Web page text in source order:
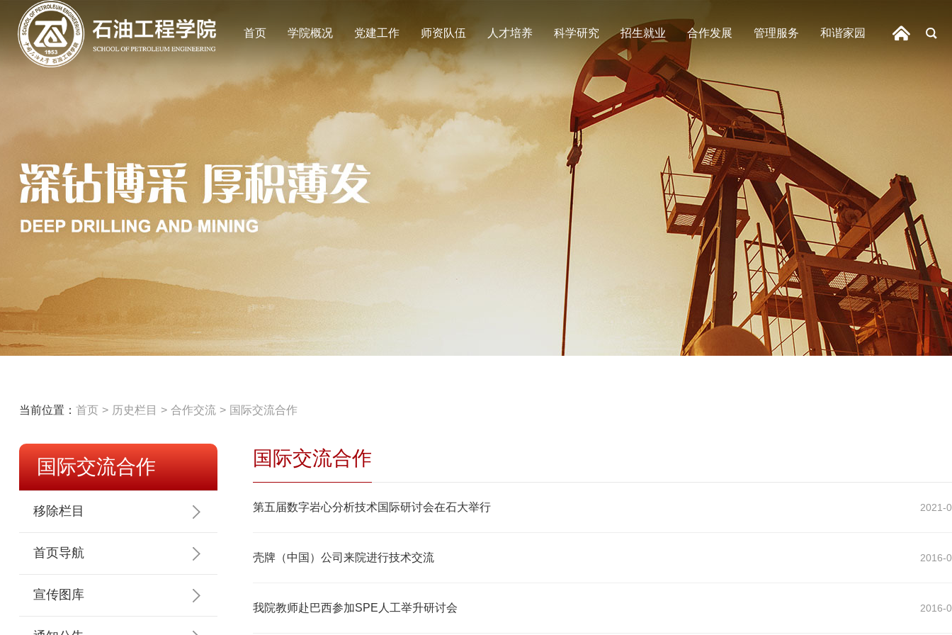
首页 学院概况 党建工作 师资队伍 人才培养 科学研究 招生就业 合作发展 管理服务 和谐家园
当前位置： 首页 历史栏目 合作交流 国际交流合作
国际交流合作
移除栏目
首页导航
宣传图库
国际交流合作
第五届数字岩心分析技术国际研讨会在石大举行 2021-
壳牌（中国）公司来院进行技术交流 2016-
我院教师赴巴西参加SPE人工举升研讨会 2016-